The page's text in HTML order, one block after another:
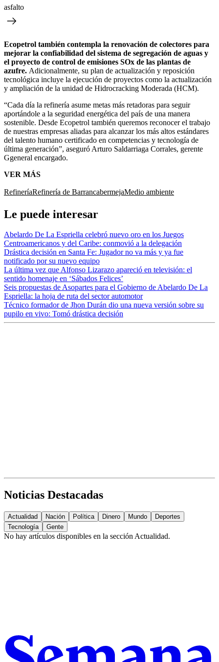
asfalto
Ecopetrol también contempla la renovación de colectores para
mejorar la confiabilidad del sistema de segregación de aguas y
el proyecto de control de emisiones SOx de las plantas de
azufre. Adicionalmente, su plan de actualización y reposición
tecnológica incluye la ejecución de proyectos como la actualización
y ampliación de la unidad de Hidrocracking Moderada (HCM).
“Cada día la refinería asume metas más retadoras para seguir
aportándole a la seguridad energética del país de una manera
sostenible. Desde Ecopetrol también queremos reconocer el trabajo
de nuestras empresas aliadas para alcanzar los más altos estándares
del talento humano certificado en competencias y tecnología de
última generación”, aseguró Arturo Saldarriaga Corrales, gerente
Ggeneral encargado.
VER MÁS
RefineríaRefinería de BarrancabermejaMedio ambiente
Le puede interesar
Abelardo De La Espriella celebró nuevo oro en los Juegos
Centroamericanos y del Caribe: conmovió a la delegación
Drástica decisión en Santa Fe: Jugador no va más y ya fue
notificado por su nuevo equipo
La última vez que Alfonso Lizarazo apareció en televisión: el
sentido homenaje en ‘Sábados Felices’
Seis propuestas de Asopartes para el Gobierno de Abelardo De La
Espriella: la hoja de ruta del sector automotor
Técnico formador de Jhon Durán dio una nueva versión sobre su
pupilo en vivo: Tomó drástica decisión
Noticias Destacadas
Actualidad Nación Política Dinero Mundo
Deportes
Tecnología
Gente
No hay artículos disponibles en la sección Actualidad.